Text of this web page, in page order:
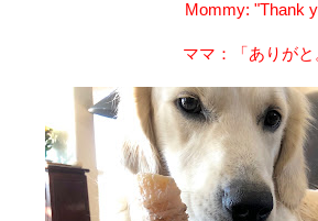
Mommy: "Thank
ママ：「ありがと